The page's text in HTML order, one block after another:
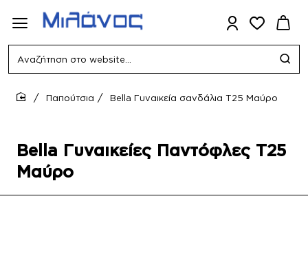
Αναζήτηση
website...
Bella Γυναικείες Παντόφλες T25
Μαύρο
Παπούτσια Bella Γυναικεία σανδάλια T25 Μαύρο